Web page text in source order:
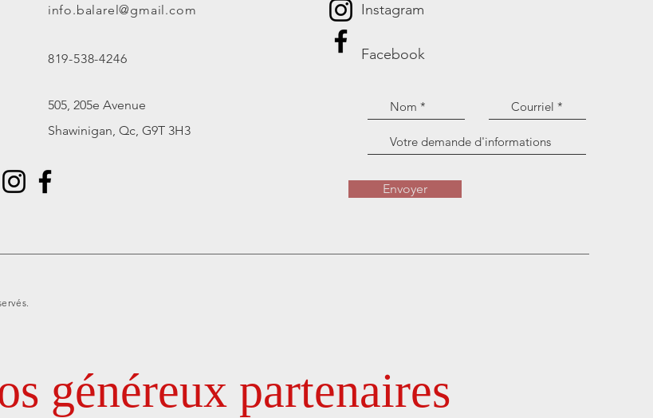
info.balarel@gmail.com
819-538-4246
505, 205e Avenue
Shawinigan, Qc, G9T 3H3
Instagram
Facebook
Envoyer
généreux partenaires